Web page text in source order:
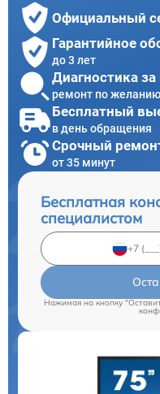
Официальный
Гарантийное
до 3 лет
Диагностика
ремонт по желанию
Бесплатный
в день обращения
Срочный
от 35 минут
Бесплатная
специалистом
Нажимая на кнопку